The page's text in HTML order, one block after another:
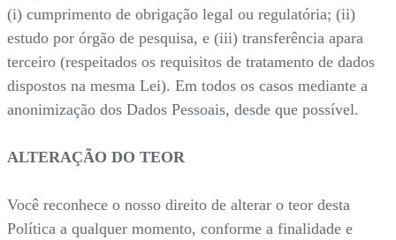
(i) cumprimento de obrigação legal ou regulatória; (ii)
estudo por órgão de pesquisa, e (iii) transferência apara
terceiro (respeitados os requisitos de tratamento de dados
dispostos na mesma Lei). Em todos os casos mediante a
anonimização dos Dados Pessoais, desde que possível.
ALTERAÇÃO DO TEOR
Você reconhece o nosso direito de alterar o teor desta
Política a qualquer momento, conforme a finalidade e